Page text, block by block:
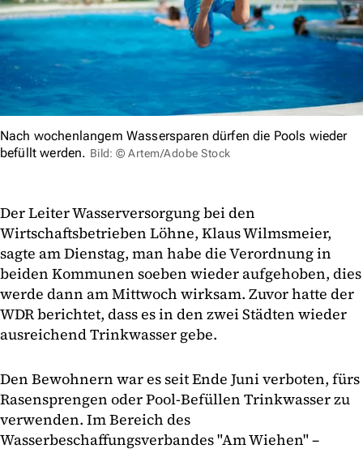
Nach wochenlangem Wassersparen dürfen die Pools wieder
befüllt werden. Bild: © Artem/Adobe Stock
Der Leiter Wasserversorgung bei den
Wirtschaftsbetrieben Löhne, Klaus Wilmsmeier,
sagte am Dienstag, man habe die Verordnung in
beiden Kommunen soeben wieder aufgehoben, dies
werde dann am Mittwoch wirksam. Zuvor hatte der
WDR berichtet, dass es in den zwei Städten wieder
ausreichend Trinkwasser gebe.
Den Bewohnern war es seit Ende Juni verboten, fürs
Rasensprengen oder Pool-Befüllen Trinkwasser zu
verwenden. Im Bereich des
Wasserbeschaffungsverbandes "Am Wiehen" –